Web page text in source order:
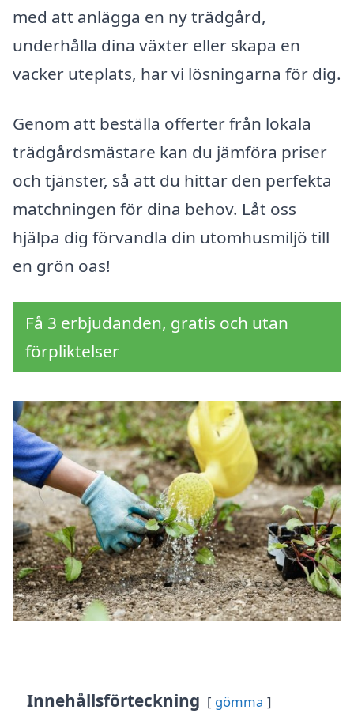
med att anlägga en ny trädgård,
underhålla dina växter eller skapa en
vacker uteplats, har vi lösningarna för dig.
Genom att beställa offerter från lokala
trädgårdsmästare kan du jämföra priser
och tjänster, så att du hittar den perfekta
matchningen för dina behov. Låt oss
hjälpa dig förvandla din utomhusmiljö till
en grön oas!
Få 3 erbjudanden, gratis och utan
förpliktelser
Innehållsförteckning gömma